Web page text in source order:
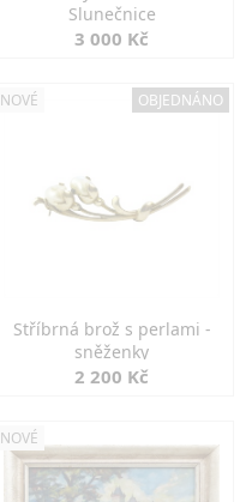
Slunečnice
3 000 Kč
NOVÉ OBJEDNÁNO
Stříbrná brož s perlami -
sněženky
2 200 Kč
NOVÉ